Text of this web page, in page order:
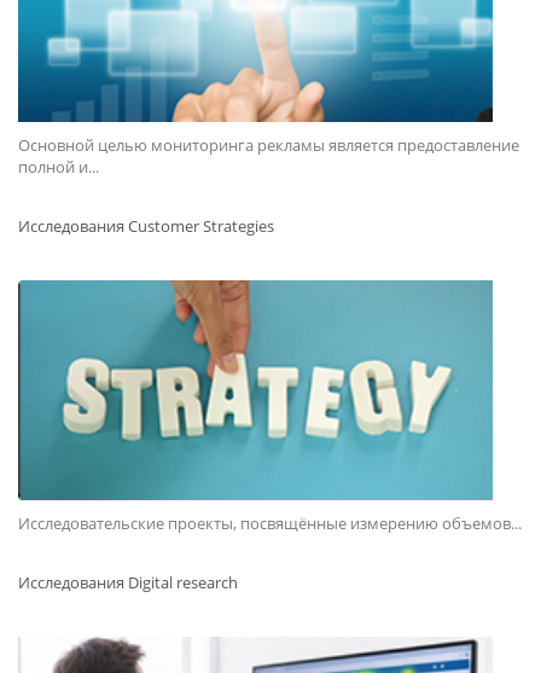
Основной целью мониторинга рекламы является предоставление
полной и...
Исследования Customer Strategies
Исследовательские проекты, посвящённые измерению объемов...
Исследования Digital research